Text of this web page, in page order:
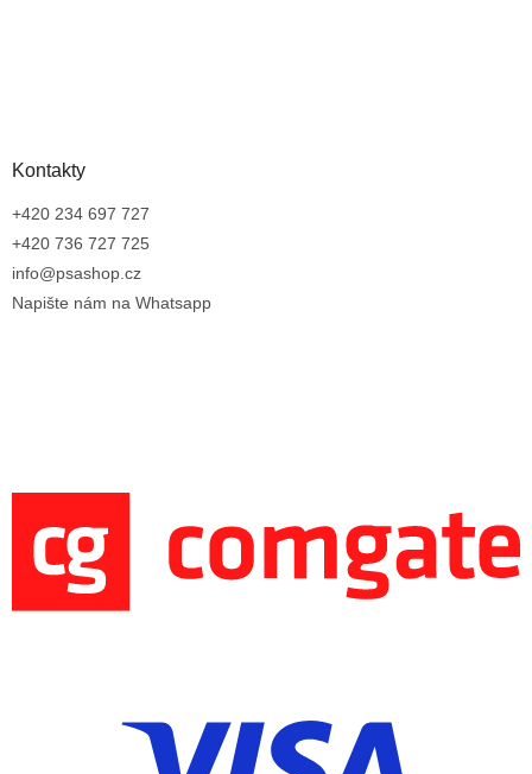
Kontakty
+420 234 697 727
+420 736 727 725
info@psashop.cz
Napište nám na Whatsapp